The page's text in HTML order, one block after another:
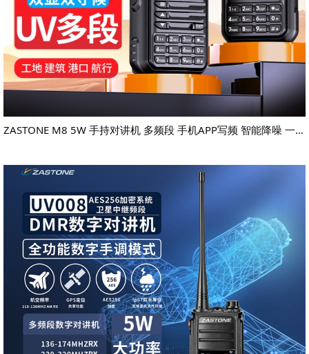
ZASTONE M8 5W 手持对讲机 多频段 手机APP写频 智能降噪 一键测频